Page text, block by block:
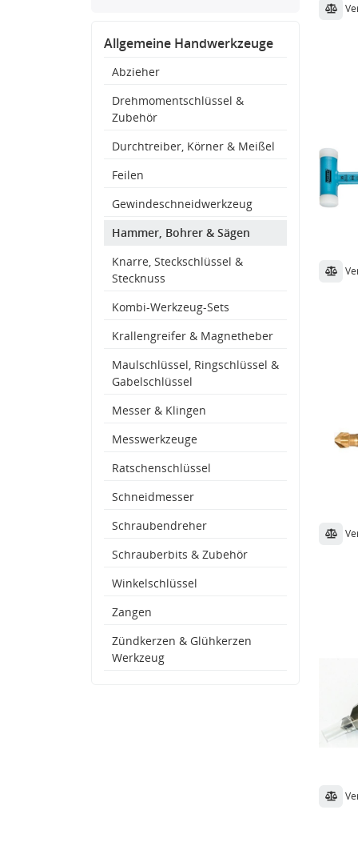
Allgemeine Handwerkzeuge
Abzieher
Drehmomentschlüssel &
Zubehör
Durchtreiber, Körner & Meißel
Feilen
Gewindeschneidwerkzeug
Hammer, Bohrer & Sägen
Knarre, Steckschlüssel &
Stecknuss
Kombi-Werkzeug-Sets
Krallengreifer & Magnetheber
Maulschlüssel, Ringschlüssel &
Gabelschlüssel
Messer & Klingen
Messwerkzeuge
Ratschenschlüssel
Schneidmesser
Schraubendreher
Schrauberbits & Zubehör
Winkelschlüssel
Zangen
Zündkerzen & Glühkerzen
Werkzeug